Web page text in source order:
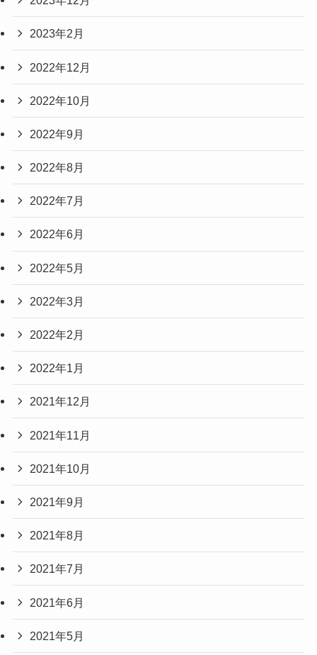
2023年2月
2022年12月
2022年10月
2022年9月
2022年8月
2022年7月
2022年6月
2022年5月
2022年3月
2022年2月
2022年1月
2021年12月
2021年11月
2021年10月
2021年9月
2021年8月
2021年7月
2021年6月
2021年5月